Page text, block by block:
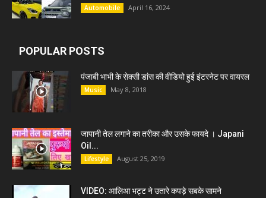
Automobile April 16, 2024
POPULAR POSTS
पंजाबी भाभी के सेक्सी डांस की वीडियो हुई इंटरनेट पर वायरल
Music May 8, 2018
जापानी तेल लगाने का तरीका और उसके फायदे । Japani
Oil...
Lifestyle August 25, 2019
VIDEO: आलिआ भट्ट ने उतारे कपड़े सबके सामने